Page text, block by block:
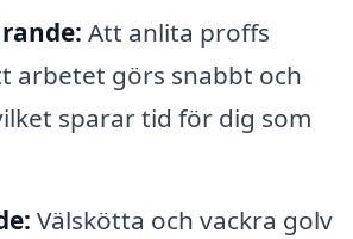
Att anlita proffs
arbetet görs snabbt och
sparar tid för dig som
Välskötta och vackra golv